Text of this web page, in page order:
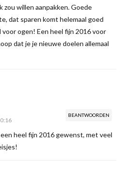
zou willen aanpakken. Goede
dat sparen komt helemaal goed
voor ogen! Een heel fijn 2016 voor
dat je je nieuwe doelen allemaal
BEANTWOORDEN
heel fijn 2016 gewenst, met veel